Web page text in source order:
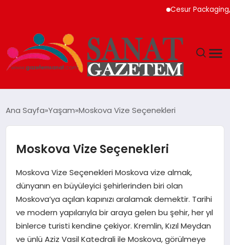
Cesur Packaging,
TEKNOLOJI
SIYASET
SPOR
EKONOMI
Ana Sayfa Yaşam Moskova Vize Seçenekleri
Moskova Vize Seçenekleri
Moskova Vize Seçenekleri Moskova vize almak,
dünyanın en büyüleyici şehirlerinden biri olan
Moskova’ya açılan kapınızı aralamak demektir. Tarihi
ve modern yapılarıyla bir araya gelen bu şehir, her yıl
binlerce turisti kendine çekiyor. Kremlin, Kızıl Meydan
ve ünlü Aziz Vasil Katedrali ile Moskova, görülmeye